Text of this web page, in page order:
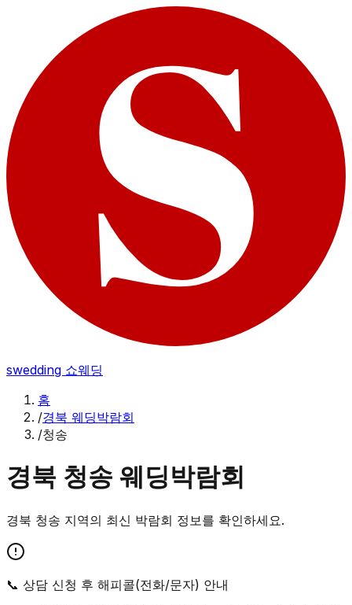
swedding 쇼웨딩
홈
/경북 웨딩박람회
/청송
경북 청송 웨딩박람회
경북 청송 지역의 최신 박람회 정보를 확인하세요.
📞 상담 신청 후 해피콜(전화/문자) 안내